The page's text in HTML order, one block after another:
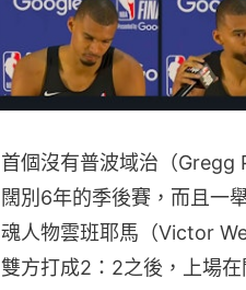
首個沒有普波域治（Gregg
闊別6年的季後賽，而且一
魂人物雲班耶馬（Victor
雙方打成2：2之後，上場